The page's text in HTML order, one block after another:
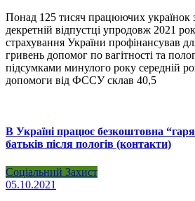
Понад 125 тисяч працюючих українок
декретній відпустці упродовж 2021
страхування України профінансував
гривень допомог по вагітності та
підсумками минулого року середній
допомоги від ФССУ склав 40,5
В Україні працює безкоштовна
батьків після пологів (контакти)
Соціальний Захист
05.10.2021